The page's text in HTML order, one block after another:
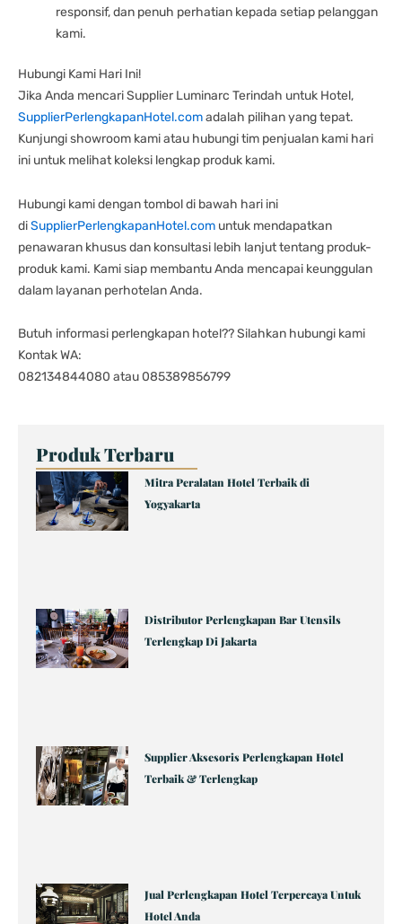
Produk Terbaru
Mitra Peralatan Hotel Terbaik di
Yogyakarta
Distributor Perlengkapan Bar Utensils
Terlengkap Di Jakarta
Supplier Aksesoris Perlengkapan Hotel
Terbaik & Terlengkap
Jual Perlengkapan Hotel Terpercaya Untuk
Hotel Anda
PagePagePagePagePage
responsif, dan penuh perhatian kepada setiap pelanggan
kami.
Hubungi Kami Hari Ini!
Jika Anda mencari Supplier Luminarc Terindah untuk Hotel,
SupplierPerlengkapanHotel.comadalah pilihan yang tepat.
Kunjungi showroom kami atau hubungi tim penjualan kami hari
ini untuk melihat koleksi lengkap produk kami.
Hubungi kami dengan tombol di bawah hari ini
diSupplierPerlengkapanHotel.com untuk mendapatkan
penawaran khusus dan konsultasi lebih lanjut tentang produk-
produk kami. Kami siap membantu Anda mencapai keunggulan
dalam layanan perhotelan Anda.
Butuh informasi perlengkapan hotel?? Silahkan hubungi kami
Kontak WA:
082134844080 atau 085389856799